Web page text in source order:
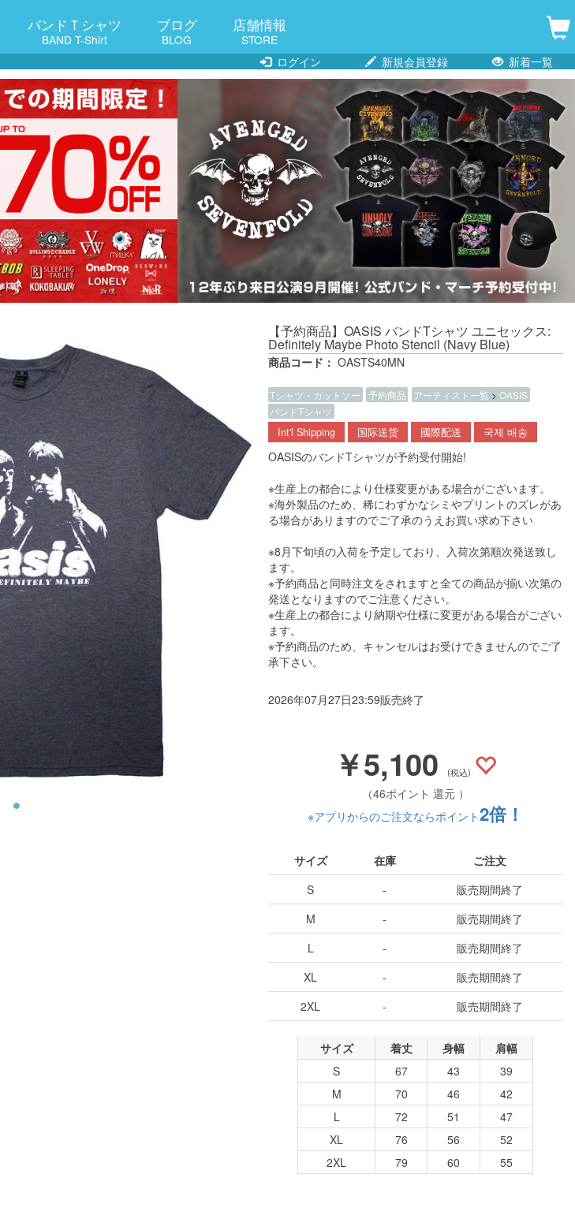
バンドＴシャツ
BAND T-Shirt
ブログ
BLOG
店舗情報
STORE
ログイン
新規会員登録 新着一覧
【予約商品】OASIS バンドTシャツ ユニセックス:
Definitely Maybe Photo Stencil (Navy Blue)
商品コード： OASTS40MN
Tシャツ・カットソー 予約商品 アーティスト一覧 >OASIS
バンドTシャツ
Int'l Shipping 国际送货 國際配送 국제 배송
OASISのバンドTシャツが予約受付開始!
※生産上の都合により仕様変更がある場合がございます。
※海外製品のため、稀にわずかなシミやプリントのズレがあ
る場合がありますのでご了承のうえお買い求め下さい
※8月下旬頃の入荷を予定しており、入荷次第順次発送致し
ます。
※予約商品と同時注文をされますと全ての商品が揃い次第の
発送となりますのでご注意ください。
※生産上の都合により納期や仕様に変更がある場合がござい
ます。
※予約商品のため、キャンセルはお受けできませんのでご了
承下さい。
2026年07月27日23:59販売終了
￥5,100 (税込)
（46ポイント 還元 ）
※アプリからのご注文ならポイント2倍！
サイズ 在庫
ご注文
S
-
販売期間終了
M
-
販売期間終了
L
-
販売期間終了
XL
-
販売期間終了
2XL
- 販売期間終了
サイズ 着丈 身幅
肩幅
S
67 43
39
M
70 46
42
L
72 51
47
XL
76 56
52
2XL
79 60 55